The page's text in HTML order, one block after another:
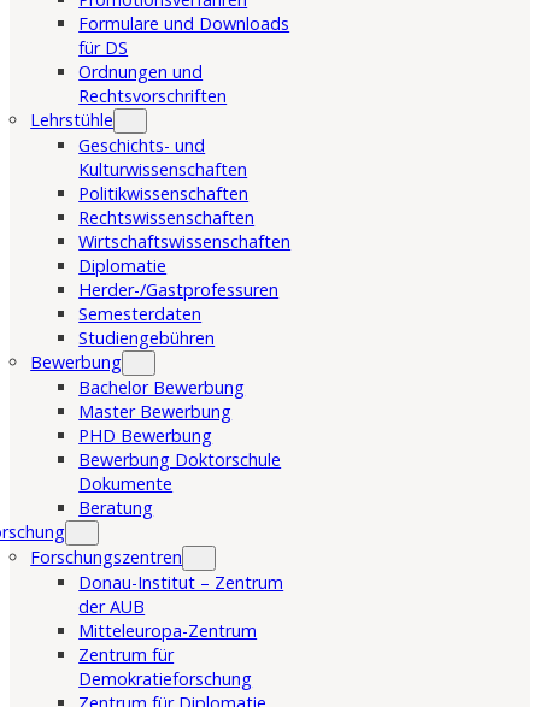
Formulare und Downloads
für DS
Ordnungen und
Rechtsvorschriften
Lehrstühle
Geschichts- und
Kulturwissenschaften
Politikwissenschaften
Rechtswissenschaften
Wirtschaftswissenschaften
Diplomatie
Herder-/Gastprofessuren
Semesterdaten
Studiengebühren
Bewerbung
Bachelor Bewerbung
Master Bewerbung
PHD Bewerbung
Bewerbung Doktorschule
Dokumente
Beratung
Forschungszentren
Donau-Institut – Zentrum
der AUB
Mitteleuropa-Zentrum
Zentrum für
Demokratieforschung